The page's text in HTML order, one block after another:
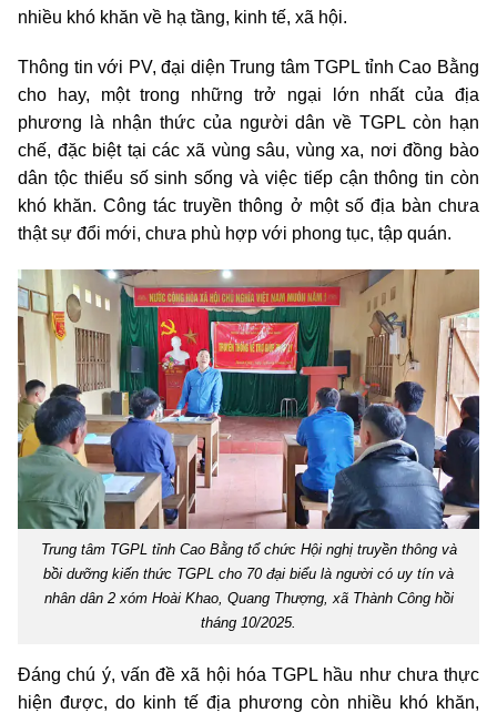
nhiều khó khăn về hạ tầng, kinh tế, xã hội.
Thông tin với PV, đại diện Trung tâm TGPL tỉnh Cao Bằng
cho hay, một trong những trở ngại lớn nhất của địa
phương là nhận thức của người dân về TGPL còn hạn
chế, đặc biệt tại các xã vùng sâu, vùng xa, nơi đồng bào
dân tộc thiểu số sinh sống và việc tiếp cận thông tin còn
khó khăn. Công tác truyền thông ở một số địa bàn chưa
thật sự đổi mới, chưa phù hợp với phong tục, tập quán.
Trung tâm TGPL tỉnh Cao Bằng tổ chức Hội nghị truyền thông và
bồi dưỡng kiến thức TGPL cho 70 đại biểu là người có uy tín và
nhân dân 2 xóm Hoài Khao, Quang Thượng, xã Thành Công hồi
tháng 10/2025.
Đáng chú ý, vấn đề xã hội hóa TGPL hầu như chưa thực
hiện được, do kinh tế địa phương còn nhiều khó khăn,